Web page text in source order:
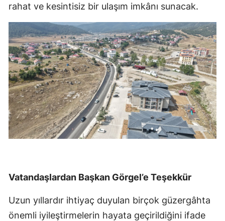
rahat ve kesintisiz bir ulaşım imkânı sunacak.
Vatandaşlardan Başkan Görgel’e Teşekkür
Uzun yıllardır ihtiyaç duyulan birçok güzergâhta
önemli iyileştirmelerin hayata geçirildiğini ifade